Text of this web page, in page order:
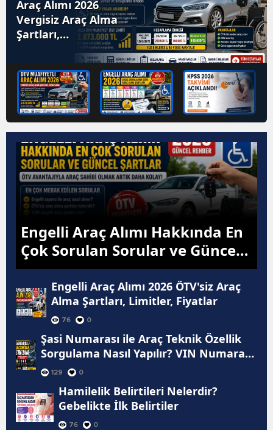
Araç Alımı 2026
Vergisiz Araç Alma
Şartları,
Engelli Araç Alımı Hakkında En
Çok Sorulan Sorular ve Güncel
Şartlar 2026
Engelli Araç Alımı 2026 ÖTV'siz Araç
Alma Şartları, Limitler, Fiyatlar
76 0
Şasi Numarası ile Araç Teknik Özellik
Sorgulama Nasıl Yapılır? VIN Numarası
ile Hangi Bilgiler Öğrenilir? İ
129 0
Hamilelik Belirtileri Nelerdir?
Gebelikte İlk Belirtiler
76 0